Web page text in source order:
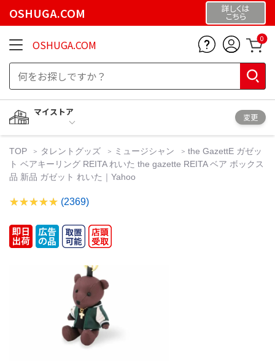
OSHUGA.COM 詳しくは
こちら
OSHUGA.COM 0
マイストア
変更
TOP タレントグッズ ミュージシャン
the GazettE ガゼッ
ト ベアキーリング REITA れいた the gazette REITA ベア ボックス
品 新品 ガゼット れいた｜Yahoo
(2369)